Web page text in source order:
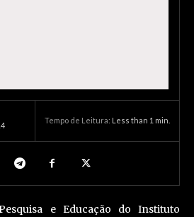
Tempo de Leitura: Less than 1 min.
e Educação do Instituto